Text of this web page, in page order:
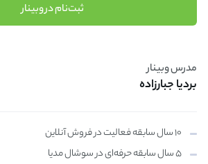
ثبت‌نام در وبینار
مدرس وبینار
بردیا جبارزاده
۱۰ سال سابقه فعالیت در فروش آنلاین
۵ سال سابقه حرفه‌ای در سوشال مدیا